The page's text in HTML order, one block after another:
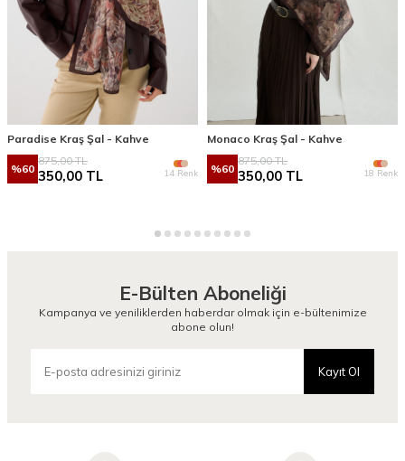
Paradise Kraş Şal - Kahve
%60
875,00TL
350,00 TL 14 Renk
Monaco Kraş Şal - Kahve
%60
875,00TL
350,00 TL 18 Renk
E-Bülten Aboneliği
Kampanya ve yeniliklerden haberdar olmak için e-bültenimize
abone olun!
Kayıt Ol